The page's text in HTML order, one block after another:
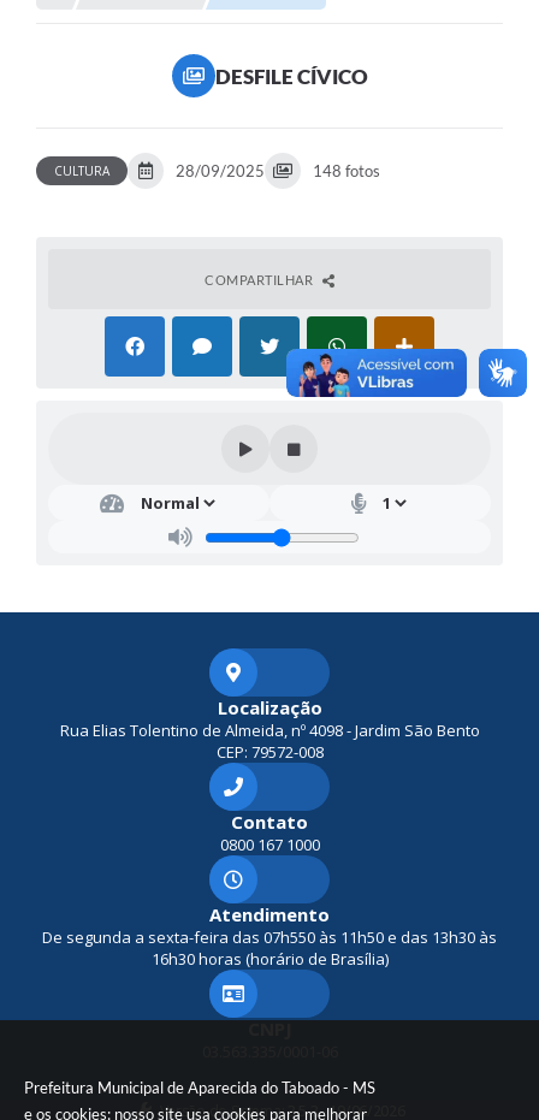
Prefeitura Municipal de Aparecida do Taboado - MS
e os cookies: nosso site usa cookies para melhorar
DESFILE CÍVICO
CULTURA 28/09/2025 148 fotos
COMPARTILHAR
Localização
Rua Elias Tolentino de Almeida, nº 4098 - Jardim São Bento
CEP: 79572-008
Contato
0800 167 1000
Atendimento
De segunda a sexta-feira das 07h550 às 11h50 e das 13h30 às
16h30 horas (horário de Brasília)
CNPJ
Versão do Sistema:3.5.3 - 19/06/2026